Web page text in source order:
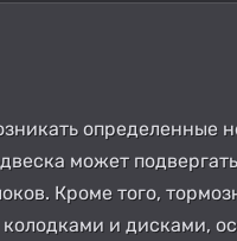
определенные
может
Кроме того,
и дисками,